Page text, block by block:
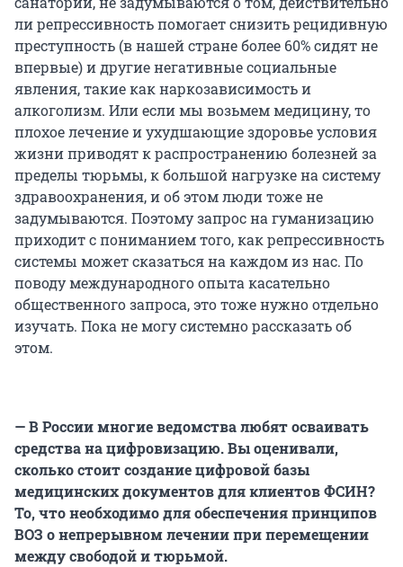
ли репрессивность помогает снизить рецидивную
преступность (в нашей стране более 60% сидят не
впервые) и другие негативные социальные
явления, такие как наркозависимость и
алкоголизм. Или если мы возьмем медицину, то
плохое лечение и ухудшающие здоровье условия
жизни приводят к распространению болезней за
пределы тюрьмы, к большой нагрузке на систему
здравоохранения, и об этом люди тоже не
задумываются. Поэтому запрос на гуманизацию
приходит с пониманием того, как репрессивность
системы может сказаться на каждом из нас. По
поводу международного опыта касательно
общественного запроса, это тоже нужно отдельно
изучать. Пока не могу системно рассказать об
этом.
— В России многие ведомства любят осваивать
средства на цифровизацию. Вы оценивали,
сколько стоит создание цифровой базы
медицинских документов для клиентов ФСИН?
То, что необходимо для обеспечения принципов
ВОЗ о непрерывном лечении при перемещении
между свободой и тюрьмой.